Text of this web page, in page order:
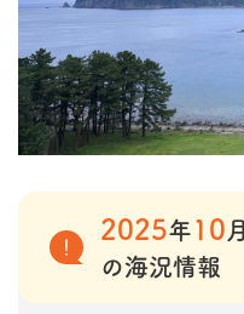
2025年 10 月
の海況情報